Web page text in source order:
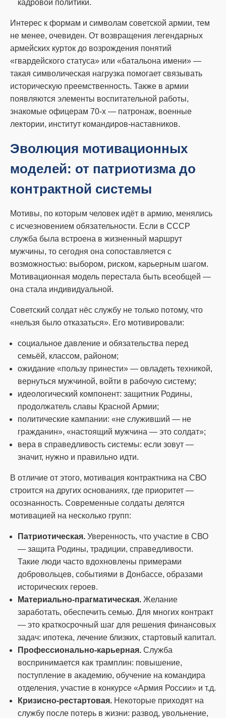
кадровой политики.
Интерес к формам и символам советской армии, тем
не менее, очевиден. От возвращения легендарных
армейских курток до возрождения понятий
«гвардейского статуса» или «батальона имени» —
такая символическая нагрузка помогает связывать
историческую преемственность. Также в армии
появляются элементы воспитательной работы,
знакомые офицерам 70-х — патронаж, военные
лектории, институт командиров-наставников.
Эволюция мотивационных
моделей: от патриотизма до
контрактной системы
Мотивы, по которым человек идёт в армию, менялись
с исчезновением обязательности. Если в СССР
служба была встроена в жизненный маршрут
мужчины, то сегодня она сопоставляется с
возможностью: выбором, риском, карьерным шагом.
Мотивационная модель перестала быть всеобщей —
она стала индивидуальной.
Советский солдат нёс службу не только потому, что
«нельзя было отказаться». Его мотивировали:
социальное давление и обязательства перед
семьёй, классом, районом;
ожидание «пользу принести» — овладеть техникой,
вернуться мужчиной, войти в рабочую систему;
идеологический компонент: защитник Родины,
продолжатель славы Красной Армии;
политические кампании: «не служивший — не
гражданин», «настоящий мужчина — это солдат»;
вера в справедливость системы: если зовут —
значит, нужно и правильно идти.
В отличие от этого, мотивация контрактника на СВО
строится на других основаниях, где приоритет —
осознанность. Современные солдаты делятся
мотивацией на несколько групп:
Патриотическая. Уверенность, что участие в СВО
— защита Родины, традиции, справедливости.
Такие люди часто вдохновлены примерами
добровольцев, событиями в Донбассе, образами
исторических героев.
Материально-прагматическая. Желание
заработать, обеспечить семью. Для многих контракт
— это краткосрочный шаг для решения финансовых
задач: ипотека, лечение близких, стартовый капитал.
Профессионально-карьерная. Служба
воспринимается как трамплин: повышение,
поступление в академию, обучение на командира
отделения, участие в конкурсе «Армия России» и т.д.
Кризисно-рестартовая. Некоторые приходят на
службу после потерь в жизни: развод, увольнение,